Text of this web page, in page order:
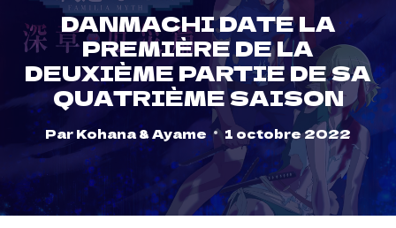
DANMACHI DATE LA
PREMIÈRE DE LA
DEUXIÈME PARTIE DE SA
QUATRIÈME SAISON
ParKohana & Ayame 1 octobre 2022